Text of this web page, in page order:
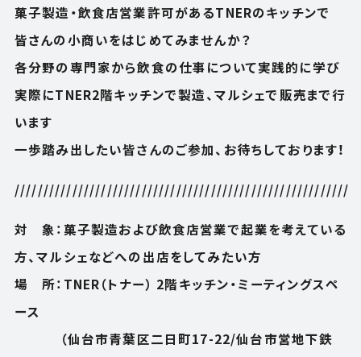
HOW TO USE
NEWS
APARTMENT
菓子製造・飲食店営業許可があるTNERのキッチンで
皆さんの小商いをはじめてみませんか？
各分野の専門家から飲食の仕事について実践的に学び
実際にTNER2階キッチンで製造、マルシェで販売まで行
います
一歩踏み出したい皆さんのご参加、お待ちしております！
//////////////////////////////////////////////////////////
対 象：菓子製造および飲食店営業で起業を考えている
方、マルシェなどへの出店をしてみたい方
場 所：TNER（トナー） 2階キッチン・ミーティングスペ
ース
（仙台市青葉区二日町17-22/仙台市営地下鉄